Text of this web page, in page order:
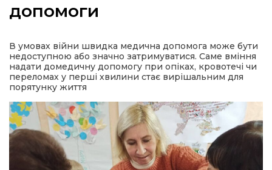
політика
місія
допомоги
В умовах війни швидка медична допомога може бути
недоступною або значно затримуватися. Саме вміння
надати домедичну допомогу при опіках, кровотечі чи
переломах у перші хвилини стає вирішальним для
порятунку життя